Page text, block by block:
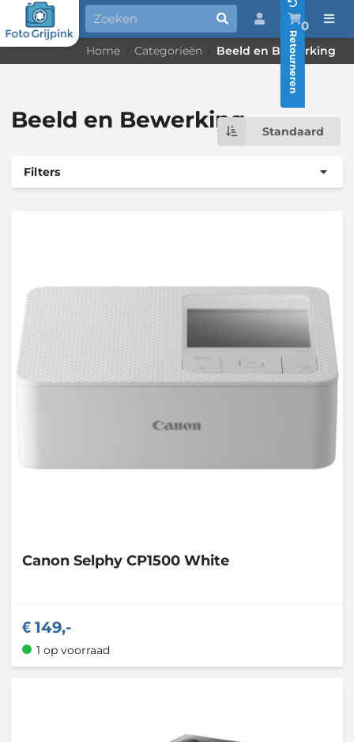
0
Retourneren
Home Categorieën Beeld en Bewerking
Beeld en Bewerking Standaard
Filters
Canon Selphy CP1500 White
149,-
1 op voorraad